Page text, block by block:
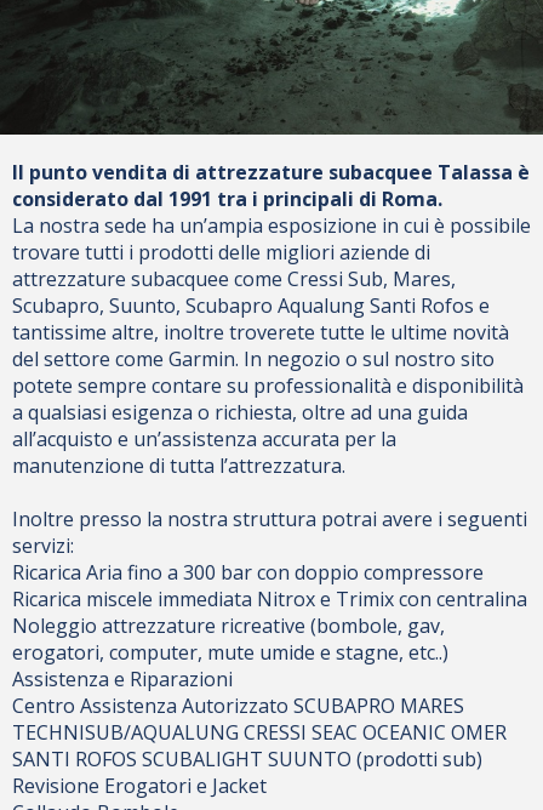
Il punto vendita di attrezzature subacquee Talassa è
considerato dal 1991 tra i principali di Roma.
La nostra sede ha un’ampia esposizione in cui è possibile
trovare tutti i prodotti delle migliori aziende di
attrezzature subacquee come Cressi Sub, Mares,
Scubapro, Suunto, Scubapro Aqualung Santi Rofos e
tantissime altre, inoltre troverete tutte le ultime novità
del settore come Garmin. In negozio o sul nostro sito
potete sempre contare su professionalità e disponibilità
a qualsiasi esigenza o richiesta, oltre ad una guida
all’acquisto e un’assistenza accurata per la
manutenzione di tutta l’attrezzatura.
Inoltre presso la nostra struttura potrai avere i seguenti
servizi:
Ricarica Aria fino a 300 bar con doppio compressore
Ricarica miscele immediata Nitrox e Trimix con centralina
Noleggio attrezzature ricreative (bombole, gav,
erogatori, computer, mute umide e stagne, etc..)
Assistenza e Riparazioni
Centro Assistenza Autorizzato SCUBAPRO MARES
TECHNISUB/AQUALUNG CRESSI SEAC OCEANIC OMER
SANTI ROFOS SCUBALIGHT SUUNTO (prodotti sub)
Revisione Erogatori e Jacket